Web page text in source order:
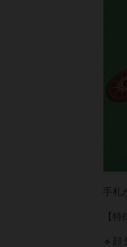
手札
【特
🔹顔